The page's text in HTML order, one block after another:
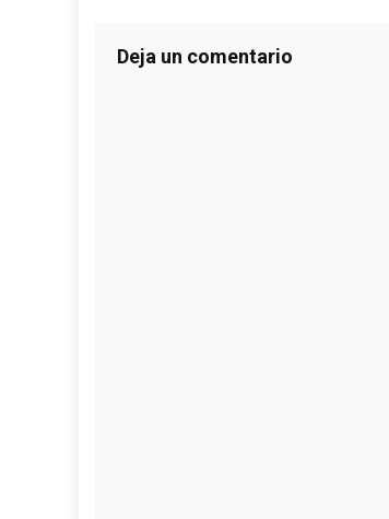
Deja un comentario